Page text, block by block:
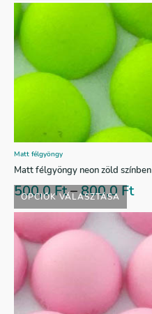
OPCIÓK VÁLASZTÁSA
Matt félgyöngy
Matt félgyöngy neon zöld színben
500,0Ft–800,0Ft